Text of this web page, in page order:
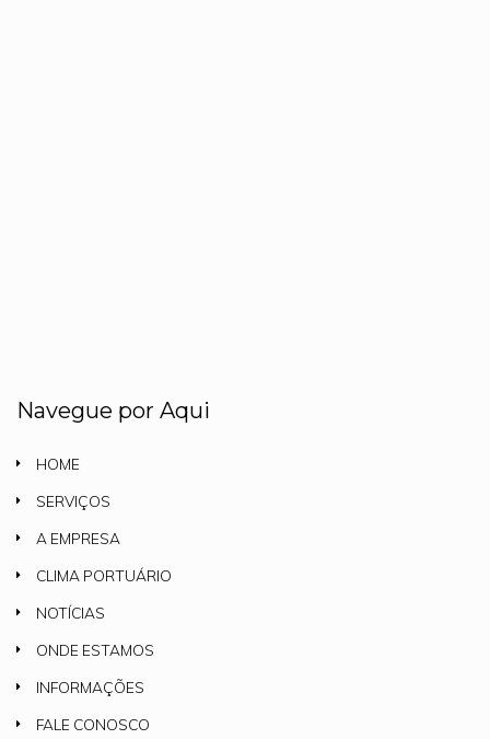
Navegue por Aqui
HOME
SERVIÇOS
A EMPRESA
CLIMA PORTUÁRIO
NOTÍCIAS
ONDE ESTAMOS
INFORMAÇÕES
FALE CONOSCO